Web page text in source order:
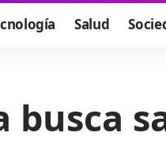
Salud
busca